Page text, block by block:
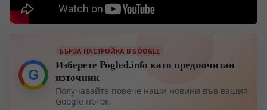
G
БЪРЗА НАСТРОЙКА В GOOGLE
Изберете Pogled.info като предпочитан
източник
Получавайте повече наши новини във вашия
Google поток.